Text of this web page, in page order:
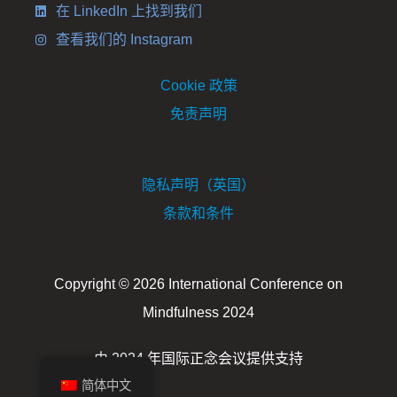
在 LinkedIn 上找到我们
查看我们的 Instagram
Cookie 政策
免责声明
隐私声明（英国）
条款和条件
Copyright © 2026 International Conference on
Mindfulness 2024
由 2024 年国际正念会议提供支持
简体中文